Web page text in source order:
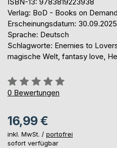
Verlag: BoD - Books on Demand
Erscheinungsdatum: 30.09.2025
Sprache: Deutsch
Schlagworte: Enemies to
magische Welt, fantasy love,
Bewertung::
0%
0 Bewertungen
16,99 €
inkl. MwSt. / portofrei
sofort verfügbar